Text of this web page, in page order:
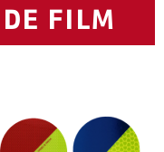
FILM